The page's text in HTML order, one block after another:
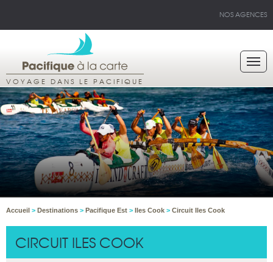
NOS AGENCES
VOYAGE DANS LE PACIFIQUE
Accueil > Destinations > Pacifique Est > Iles Cook > Circuit Iles Cook
CIRCUIT ILES COOK